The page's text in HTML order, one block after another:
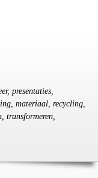
presentaties,
materiaal, recycling,
transformeren,